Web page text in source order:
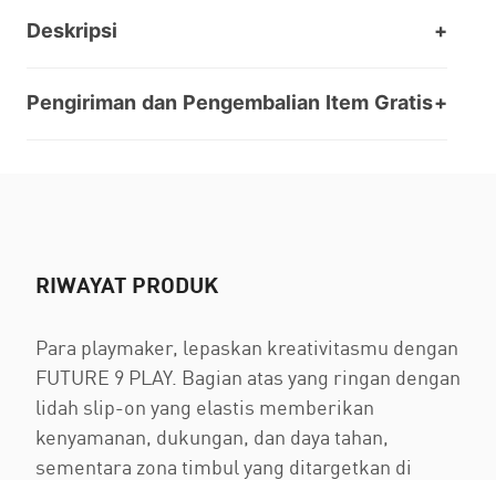
Deskripsi
Pengiriman dan Pengembalian Item Gratis
RIWAYAT PRODUK
Para playmaker, lepaskan kreativitasmu dengan
FUTURE 9 PLAY. Bagian atas yang ringan dengan
lidah slip-on yang elastis memberikan
kenyamanan, dukungan, dan daya tahan,
sementara zona timbul yang ditargetkan di